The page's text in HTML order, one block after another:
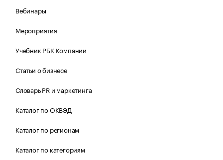
Вебинары
Мероприятия
Учебник РБК Компании
Статьи о бизнесе
Словарь PR и маркетинга
Каталог по ОКВЭД
Каталог по регионам
Каталог по категориям